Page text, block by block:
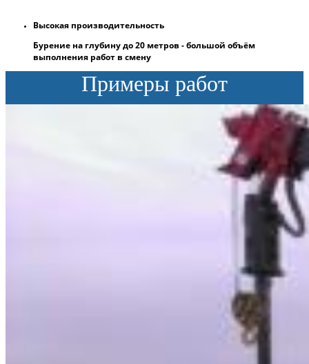
Высокая производительность
Бурение на глубину до 20 метров - большой объём
выполнения работ в смену
Примеры работ